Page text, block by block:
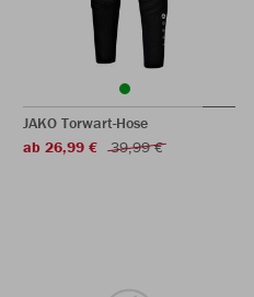
JAKO Torwart-Hose
ab 26,99 €
39,99 €